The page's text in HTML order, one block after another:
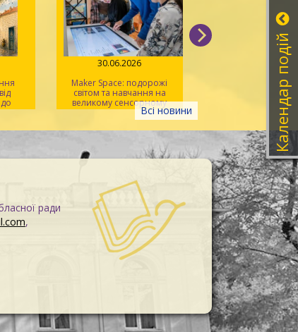
Всі новини
30.06.2026
Maker Space: подорожі
світом та навчання на
великому сенсорному
екрані
26.06.2026
Слова, які легше
запам'ятати: зустріч
TalkMasters
ради
,
Календар подій